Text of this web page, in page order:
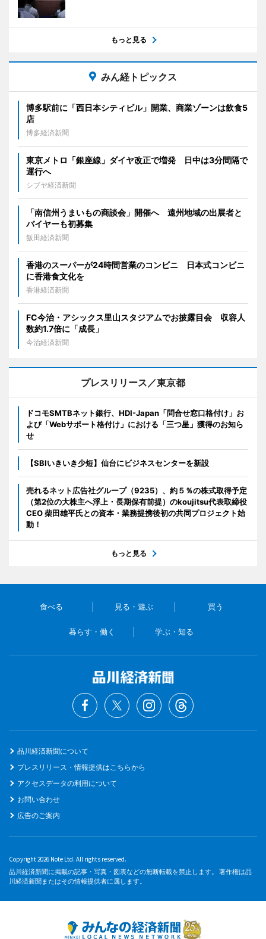
もっと見る
みん経トピックス
博多駅前に「西日本シティビル」開業、商業ゾーンは飲食5
店
博多経済新聞
東京メトロ「銀座線」ダイヤ改正で増発 日中は3分間隔で
運行へ
シブヤ経済新聞
「南信州うまいもの商談会」開催へ 遠州地域の出展者と
バイヤーも初募集
飯田経済新聞
香港のスーパーが24時間営業のコンビニ 日本式コンビニ
に香港食文化を
香港経済新聞
FC今治・アシックス里山スタジアムでお披露目会 収容人
数約1.7倍に「成長」
今治経済新聞
プレスリリース／東京都
ドコモSMTBネット銀行、HDI-Japan「問合せ窓口格付け」お
よび「Webサポート格付け」における「三つ星」獲得のお知ら
せ
【SBIいきいき少短】仙台にビジネスセンターを新設
売れるネット広告社グループ（9235）、約５％の株式取得予定
（第2位の大株主へ浮上・長期保有前提）のkoujitsu代表取締役
CEO 柴田雄平氏との資本・業務提携後初の共同プロジェクト始
動！
もっと見る
食べる 見る・遊ぶ 買う
暮らす・働く 学ぶ・知る
品川経済新聞について
プレスリリース・情報提供はこちらから
アクセスデータの利用について
お問い合わせ
広告のご案内
Copyright 2026 Note Ltd. All rights reserved.
品川経済新聞に掲載の記事・写真・図表などの無断転載を禁止します。 著作権は品
川経済新聞またはその情報提供者に属します。